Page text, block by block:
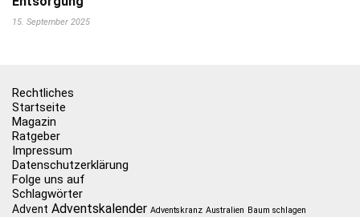
15. September 2025
Rechtliches
Startseite
Magazin
Ratgeber
Impressum
Datenschutzerklärung
Folge uns auf
Schlagwörter
Advent Adventskalender Adventskranz Australien Baum schlagen